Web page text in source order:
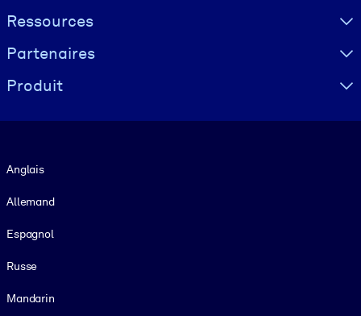
Ressources
Partenaires
Produit
Anglais
Allemand
Espagnol
Russe
Mandarin